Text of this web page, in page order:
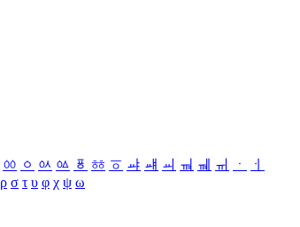
ㆀ ㆁ ㆂ ㆃ ㆄ ㆅ ㆆ ㆇ ㆈ ㆉ ㆊ ㆋ ㆌ ㆍ
ㆎ
ρ σ τ υ φ χ ψ ω